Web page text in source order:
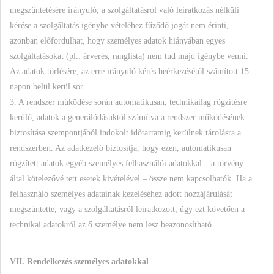
megszüntetésére irányuló, a szolgáltatásról való leiratkozás nélküli
kérése a szolgáltatás igénybe vételéhez fűződő jogát nem érinti,
azonban előfordulhat, hogy személyes adatok hiányában egyes
szolgáltatásokat (pl.: árverés, ranglista) nem tud majd igénybe venni.
Az adatok törlésére, az erre irányuló kérés beérkezésétől számított 15
napon belül kerül sor.
3. A rendszer működése során automatikusan, technikailag rögzítésre
kerülő, adatok a generálódásuktól számítva a rendszer működésének
biztosítása szempontjából indokolt időtartamig kerülnek tárolásra a
rendszerben. Az adatkezelő biztosítja, hogy ezen, automatikusan
rögzített adatok egyéb személyes felhasználói adatokkal – a törvény
által kötelezővé tett esetek kivételével – össze nem kapcsolhatók. Ha a
felhasználó személyes adatainak kezeléséhez adott hozzájárulását
megszüntette, vagy a szolgáltatásról leiratkozott, úgy ezt követően a
technikai adatokról az ő személye nem lesz beazonosítható.
VII. Rendelkezés személyes adatokkal